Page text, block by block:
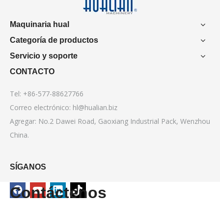
Maquinaria hual
Categoría de productos
Servicio y soporte
CONTACTO
Tel: +86-577-88627766
Correo electrónico: hl@hualian.biz
Agregar: No.2 Dawei Road, Gaoxiang Industrial Pack, Wenzhou
China.
SÍGANOS
Contáctenos